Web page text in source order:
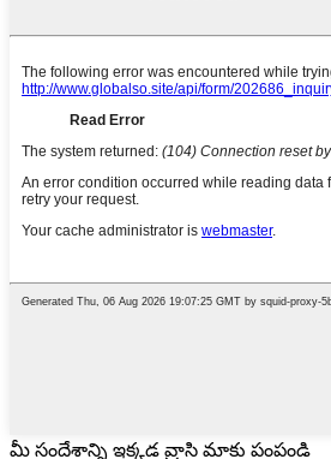
మీ సందేశాన్ని ఇక్కడ వ్రాసి మాకు పంపండి